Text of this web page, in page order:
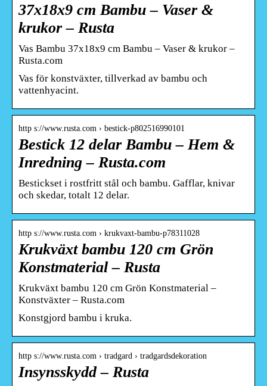
37x18x9 cm Bambu – Vaser &
krukor – Rusta
Vas Bambu 37x18x9 cm Bambu – Vaser & krukor –
Rusta.com
Vas för konstväxter, tillverkad av bambu och
vattenhyacint.
http s://www.rusta.com › bestick-p802516990101
Bestick 12 delar Bambu – Hem &
Inredning – Rusta.com
Bestickset i rostfritt stål och bambu. Gafflar, knivar
och skedar, totalt 12 delar.
http s://www.rusta.com › krukvaxt-bambu-p78311028
Krukväxt bambu 120 cm Grön
Konstmaterial – Rusta
Krukväxt bambu 120 cm Grön Konstmaterial –
Konstväxter – Rusta.com
Konstgjord bambu i kruka.
http s://www.rusta.com › tradgard › tradgardsdekoration
Insynsskydd – Rusta